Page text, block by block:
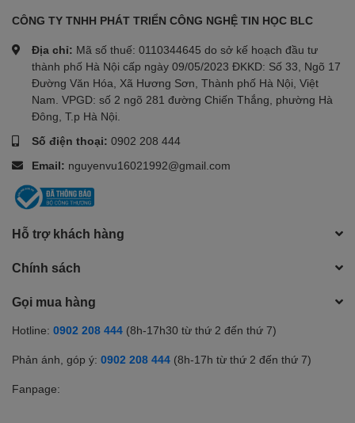
CÔNG TY TNHH PHÁT TRIỂN CÔNG NGHỆ TIN HỌC BLC
Địa chỉ: Mã số thuế: 0110344645 do sở kế hoạch đầu tư
thành phố Hà Nội cấp ngày 09/05/2023 ĐKKD: Số 33, Ngõ 17
Đường Văn Hóa, Xã Hương Sơn, Thành phố Hà Nội, Việt
Nam. VPGD: số 2 ngõ 281 đường Chiến Thắng, phường Hà
Đông, T.p Hà Nội.
Số điện thoại: 0902 208 444
Email: nguyenvu16021992@gmail.com
Hỗ trợ khách hàng
Chính sách
Gọi mua hàng
Hotline: 0902 208 444 (8h-17h30 từ thứ 2 đến thứ 7)
Phản ánh, góp ý: 0902 208 444 (8h-17h từ thứ 2 đến thứ 7)
Fanpage: